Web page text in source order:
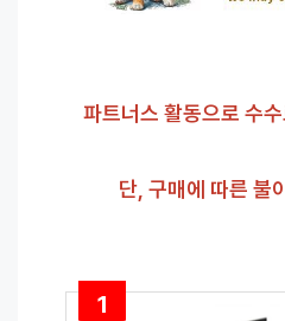
파트너스 활동으로 수
단, 구매에 따른 불
1